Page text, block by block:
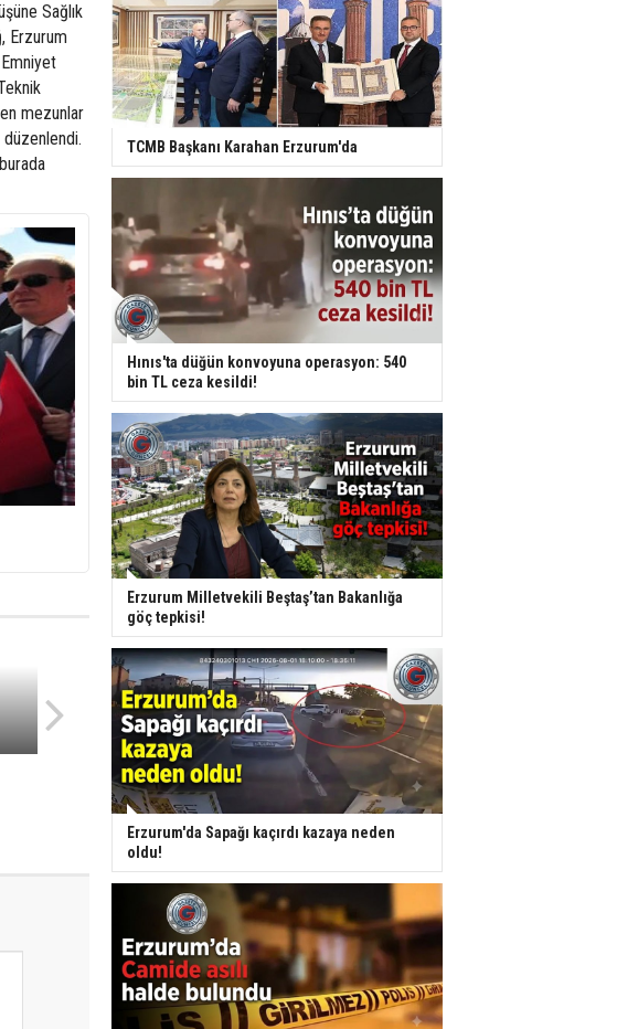
Sağlık
Erzurum
mezunlar
düzenlendi.
TCMB Başkanı Karahan Erzurum'da
Hınıs'ta düğün konvoyuna operasyon: 540
bin TL ceza kesildi!
Erzurum Milletvekili Beştaş’tan Bakanlığa
göç tepkisi!
Erzurum'da Sapağı kaçırdı kazaya neden
oldu!